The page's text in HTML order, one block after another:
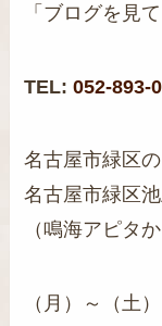
「ブログを見
TEL:052-893-
名古屋市緑区の
名古屋市緑区
（鳴海アピタ
（月）～（土